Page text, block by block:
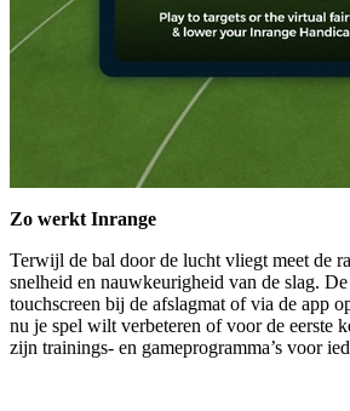
Zo werkt Inrange
Terwijl de bal door de lucht vliegt meet de
snelheid en nauwkeurigheid van de slag.
touchscreen bij de afslagmat of via de app
nu je spel wilt verbeteren of voor de eerste
zijn trainings- en gameprogramma’s voor